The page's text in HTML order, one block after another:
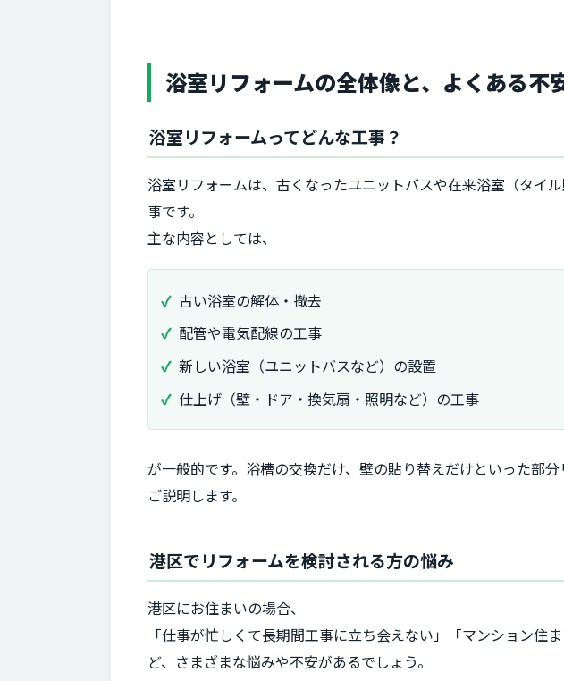
浴室リフォームの全体像と、よくある不
浴室リフォームってどんな工事？
浴室リフォームは、古くなったユニットバスや在来浴室（タイ
事です。
主な内容としては、
古い浴室の解体・撤去
配管や電気配線の工事
新しい浴室（ユニットバスなど）の設置
仕上げ（壁・ドア・換気扇・照明など）の工事
が一般的です。浴槽の交換だけ、壁の貼り替えだけといった部
ご説明します。
港区でリフォームを検討される方の悩み
港区にお住まいの場合、
「仕事が忙しくて長期間工事に立ち会えない」「マンション
ど、さまざまな悩みや不安があるでしょう。